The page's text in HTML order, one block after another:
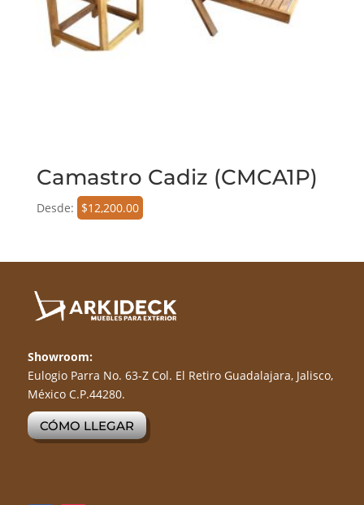
Camastro Cadiz (CMCA1P)
Desde: $12,200.00
Showroom:
Eulogio Parra No. 63-Z Col. El Retiro Guadalajara, Jalisco,
México C.P.44280.
CÓMO LLEGAR